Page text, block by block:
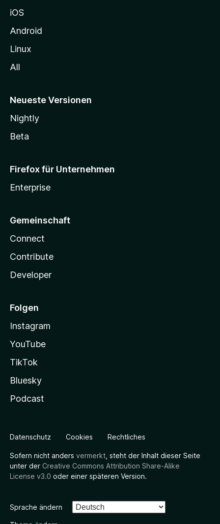
e
n
iOS
Android
Linux
All
Neueste Versionen
Nightly
Beta
Firefox für Unternehmen
Enterprise
Gemeinschaft
Connect
Contribute
Developer
Folgen
Instagram
YouTube
TikTok
Bluesky
Podcast
Datenschutz Cookies Rechtliches
Sofern nicht anders vermerkt , steht der Inhalt dieser Seite
unter der Creative Commons Attribution Share-Alike
License v3.0 oder einer späteren Version.
Sprache ändern